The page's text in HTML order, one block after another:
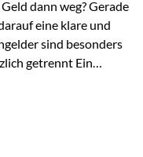
dann weg? Gerade
eine klare und
sind besonders
getrennt Ein